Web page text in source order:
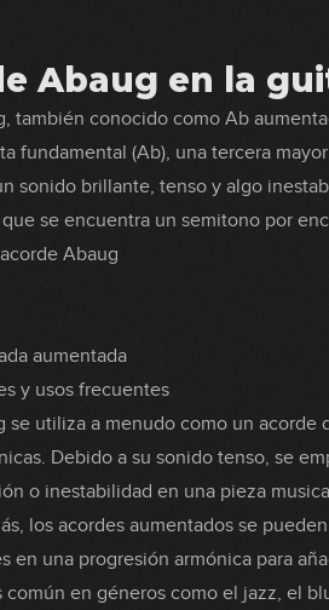
Abaug en la
también conocido como Ab
fundamental (Ab), una tercera
sonido brillante, tenso y algo
se encuentra un semitono por
Abaug
aumentada
y usos frecuentes
se utiliza a menudo como un acorde
Debido a su sonido tenso, se
o inestabilidad en una pieza
los acordes aumentados se
en una progresión armónica para
común en géneros como el jazz, el